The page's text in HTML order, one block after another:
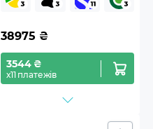
38975 ₴
3544 ₴
х11 платежів